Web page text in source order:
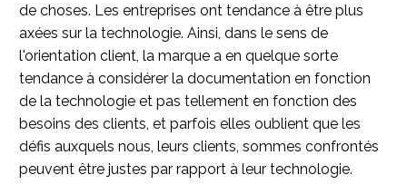
de choses. Les entreprises ont tendance à être plus
axées sur la technologie. Ainsi, dans le sens de
l'orientation client, la marque a en quelque sorte
tendance à considérer la documentation en fonction
de la technologie et pas tellement en fonction des
besoins des clients, et parfois elles oublient que les
défis auxquels nous, leurs clients, sommes confrontés
peuvent être justes par rapport à leur technologie.